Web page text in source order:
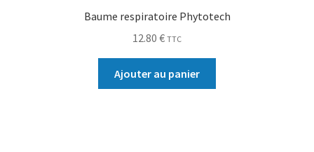
Baume respiratoire Phytotech
12.80 € TTC
Ajouter au panier